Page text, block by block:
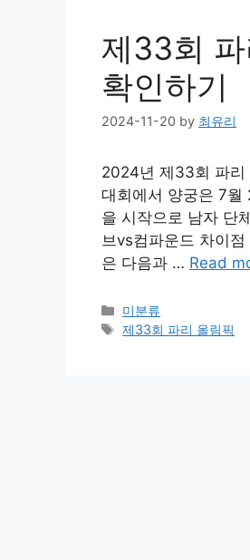
제33회
확인하기
2024-11-20 by 최유리
2024년 제33회 파리
대회에서 양궁은 7월
을 시작으로 남자 단
브vs컴파운드 차이
은 다음과 … Read
Categories
미분류
Tags
제33회 파리 올림픽